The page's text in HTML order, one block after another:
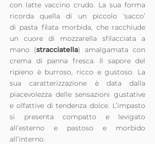
con latte vaccino crudo. La sua forma
ricorda quella di un piccolo ‘sacco’
di pasta filata morbida, che racchiude
un cuore di mozzarella sfilacciata a
mano (stracciatella) amalgamata con
crema di panna fresca. Il sapore del
ripieno è burroso, ricco e gustoso. La
sua caratterizzazione è data dalla
piacevolezza delle sensazioni gustative
e olfattive di tendenza dolce. L’impasto
si presenta compatto e levigato
all’esterno e pastoso e morbido
all’interno.